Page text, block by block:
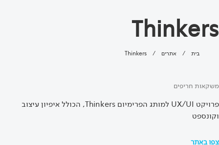
Thinkers
בית / אתרים /
Thinkers
משקאות חריפים
פרויקט UX/UI למותג הפרימיום Thinkers, הכולל איפיון עיצוב
וקונספט
צפו באתר